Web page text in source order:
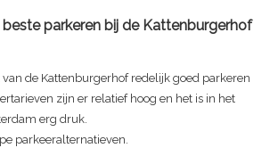
parkeren bij de Kattenburgerhof
de Kattenburgerhofredelijk goed parkeren
zijn er relatief hoog en het is in het
erg druk.
parkeeralternatieven.